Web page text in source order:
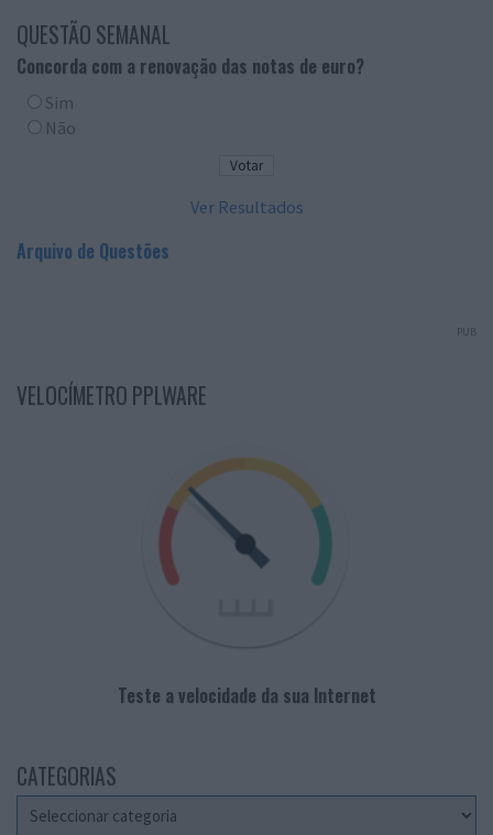
QUESTÃO SEMANAL
Concorda com a renovação das notas de euro?
Sim
Não
Ver Resultados
Arquivo de Questões
PUB
VELOCÍMETRO PPLWARE
Teste a velocidade da sua Internet
CATEGORIAS
Categorias